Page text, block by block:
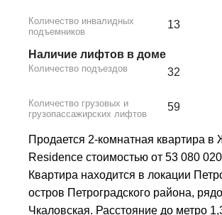
Количество инвалидных
подъемников
13
Наличие лифтов в доме
Количество подъездов 32
Количество грузовых и
грузопассажирских лифтов
59
Продается 2-комнатная квартира в
Residence стоимостью от 53 080
Квартира находится в локации
остров Петроградского района,
Чкаловская. Расстояние до метро